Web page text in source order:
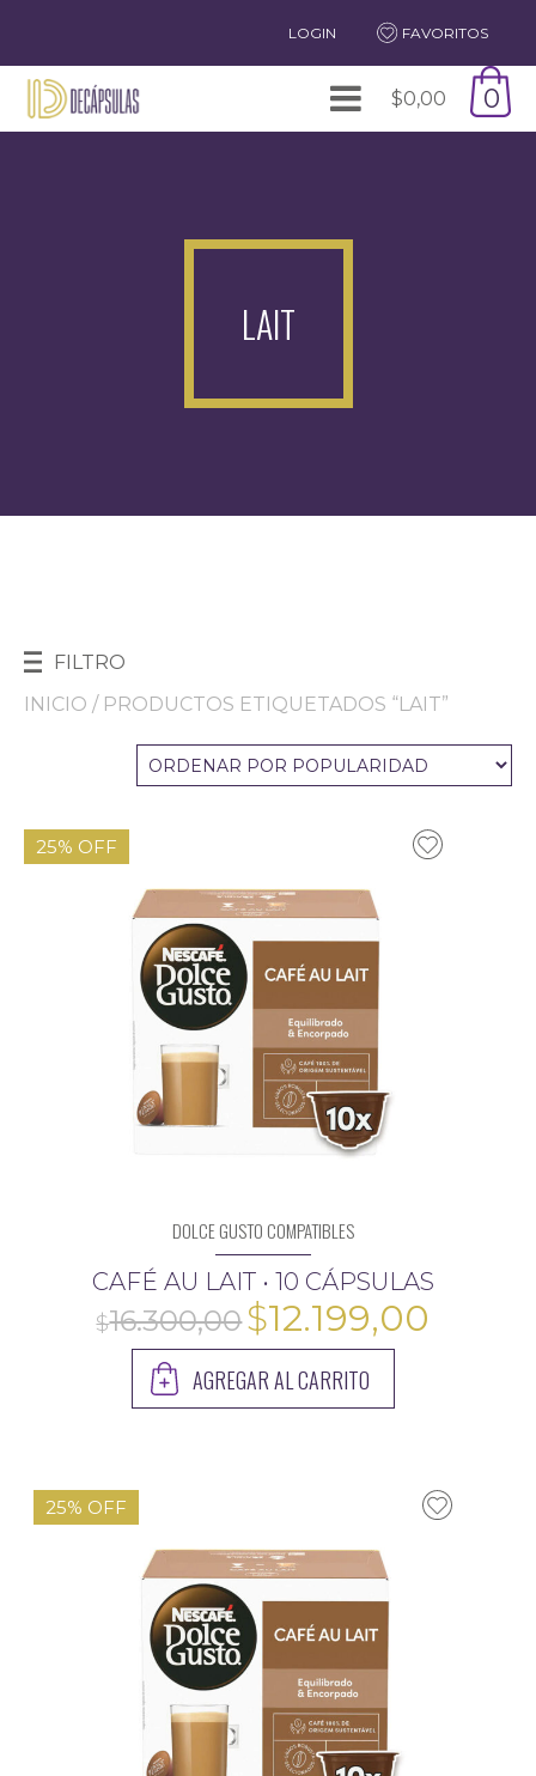
LOGIN FAVORITOS
$0,00 0
LAIT
FILTRO
INICIO / PRODUCTOS ETIQUETADOS “LAIT”
25% OFF
DOLCE GUSTO COMPATIBLES
CAFÉ AU LAIT • 10 CÁPSULAS
16.300,00
El
precio
original
$16.300,00.
$12.199,00
AGREGAR AL CARRITO
25% OFF